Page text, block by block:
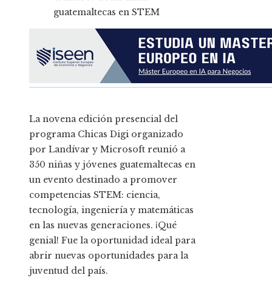
La novena edición presencial del
programa Chicas Digi organizado
por Landívar y Microsoft reunió a
350 niñas y jóvenes guatemaltecas en
un evento destinado a promover
competencias STEM: ciencia,
tecnología, ingeniería y matemáticas
en las nuevas generaciones. ¡Qué
genial! Fue la oportunidad ideal para
abrir nuevas oportunidades para la
juventud del país.